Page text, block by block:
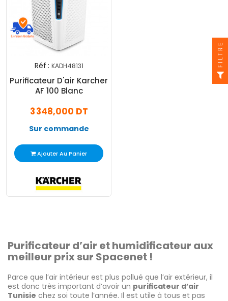
Réf : KADH48131
Purificateur D'air Karcher
AF 100 Blanc
3 348,000 DT
Sur commande
Ajouter Au Panier
Purificateur d’air et humidificateur aux
meilleur prix sur Spacenet !
Parce que l’air intérieur est plus pollué que l’air extérieur, il
est donc très important d’avoir un purificateur d’air
Tunisie chez soi toute l’année. Il est utile à tous et pas
FILTRE